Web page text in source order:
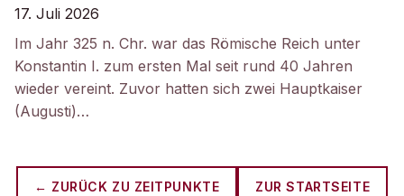
17. Juli 2026
Im Jahr 325 n. Chr. war das Römische Reich unter
Konstantin I. zum ersten Mal seit rund 40 Jahren
wieder vereint. Zuvor hatten sich zwei Hauptkaiser
(Augusti)…
← ZURÜCK ZU ZEITPUNKTE ZUR STARTSEITE